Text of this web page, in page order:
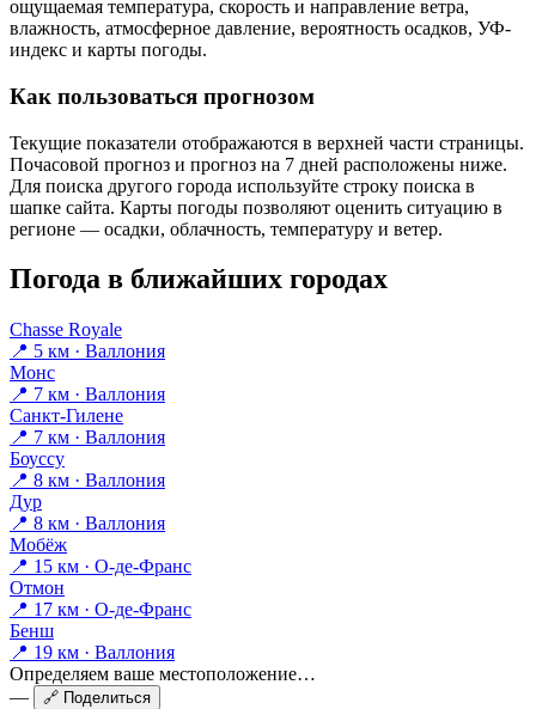
ощущаемая температура, скорость и направление ветра,
влажность, атмосферное давление, вероятность осадков, УФ-
индекс и карты погоды.
Как пользоваться прогнозом
Текущие показатели отображаются в верхней части страницы.
Почасовой прогноз и прогноз на 7 дней расположены ниже.
Для поиска другого города используйте строку поиска в
шапке сайта. Карты погоды позволяют оценить ситуацию в
регионе — осадки, облачность, температуру и ветер.
Погода в ближайших городах
Chasse Royale
📍 5 км · Валлония
Монс
📍 7 км · Валлония
Санкт-Гилене
📍 7 км · Валлония
Боуссу
📍 8 км · Валлония
Дур
📍 8 км · Валлония
Мобёж
📍 15 км · О-де-Франс
Отмон
📍 17 км · О-де-Франс
Бенш
📍 19 км · Валлония
Определяем ваше местоположение…
—
🔗 Поделиться